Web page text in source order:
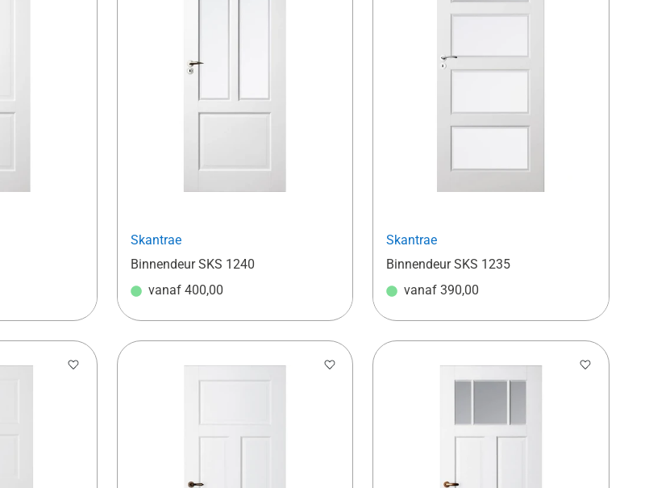
Skantrae
Binnendeur SKS 1240
vanaf 400,00
Skantrae
Binnendeur SKS 1235
vanaf390,00